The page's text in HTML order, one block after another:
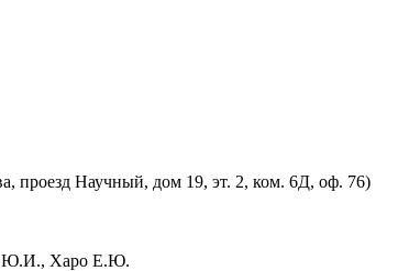
проезд Научный, дом 19, эт. 2, ком. 6Д, оф. 76)
Ю.И., Харо Е.Ю.